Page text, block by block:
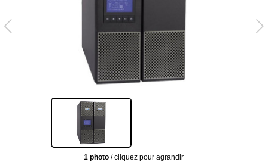
1 photo / cliquez pour agrandir